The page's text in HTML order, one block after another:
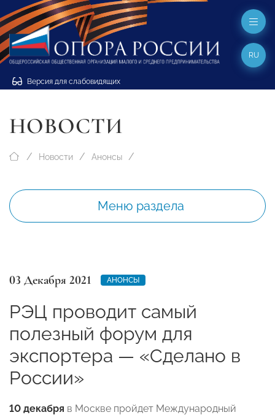
Версия для слабовидящих
RU
НОВОСТИ
Новости Анонсы
Меню раздела
03 Декабря 2021 АНОНСЫ
РЭЦ проводит самый
полезный форум для
экспортера — «Сделано в
России»
10 декабря в Москве пройдет Международный